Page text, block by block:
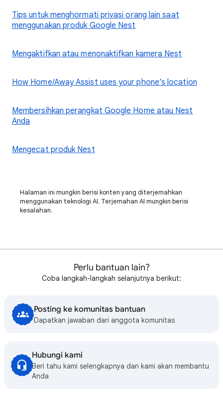
Tips untuk menghormati privasi orang lain saat
menggunakan produk Google Nest
Mengaktifkan atau menonaktifkan kamera Nest
How Home/Away Assist uses your phone’s location
Membersihkan perangkat Google Home atau Nest
Anda
Mengecat produk Nest
Halaman ini mungkin berisi konten yang diterjemahkan
menggunakan teknologi AI. Terjemahan AI mungkin berisi
kesalahan.
Perlu bantuan lain?
Coba langkah-langkah selanjutnya berikut:
Posting ke komunitas bantuan
Dapatkan jawaban dari anggota komunitas
Hubungi kami
Beri tahu kami selengkapnya dan kami akan membantu
Anda